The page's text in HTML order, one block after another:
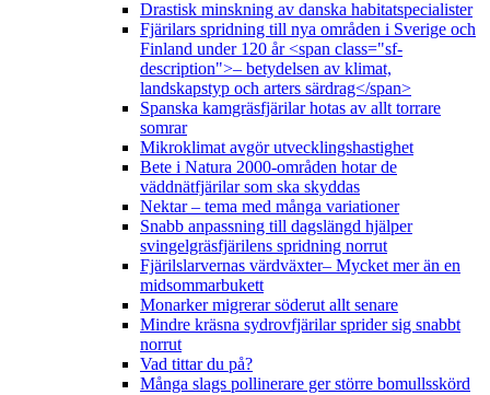
Drastisk minskning av danska habitatspecialister
Fjärilars spridning till nya områden i Sverige och
Finland under 120 år <span class="sf-
description">– betydelsen av klimat,
landskapstyp och arters särdrag</span>
Spanska kamgräsfjärilar hotas av allt torrare
somrar
Mikroklimat avgör utvecklingshastighet
Bete i Natura 2000-områden hotar de
väddnätfjärilar som ska skyddas
Nektar – tema med många variationer
Snabb anpassning till dagslängd hjälper
svingelgräsfjärilens spridning norrut
Fjärilslarvernas värdväxter– Mycket mer än en
midsommarbukett
Monarker migrerar söderut allt senare
Mindre kräsna sydrovfjärilar sprider sig snabbt
norrut
Vad tittar du på?
Många slags pollinerare ger större bomullsskörd